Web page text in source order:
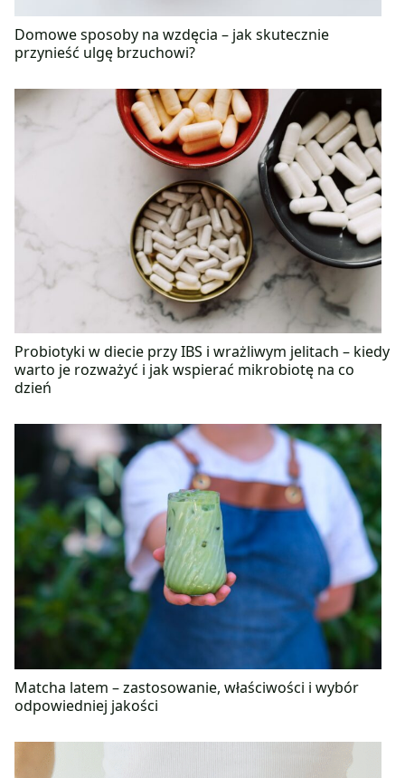
Domowe sposoby na wzdęcia – jak skutecznie
przynieść ulgę brzuchowi?
Probiotyki w diecie przy IBS i wrażliwym jelitach – kiedy
warto je rozważyć i jak wspierać mikrobiotę na co
dzień
Matcha latem – zastosowanie, właściwości i wybór
odpowiedniej jakości